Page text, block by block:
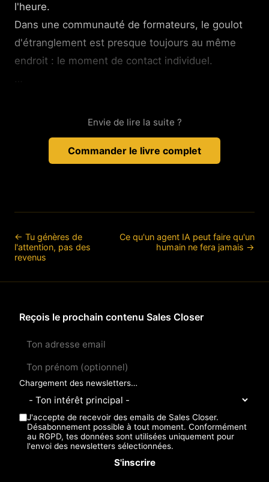
l'heure.
Dans une communauté de formateurs, le goulot
d'étranglement est presque toujours au même
endroit : le moment de contact individuel.
Envie de lire la suite ?
Commander le livre complet
← Tu génères de
l'attention, pas des
revenus
Ce qu'un agent IA peut faire qu'un
humain ne fera jamais →
Reçois le prochain contenu Sales Closer
Chargement des newsletters…
J'accepte de recevoir des emails de Sales Closer.
Désabonnement possible à tout moment. Conformément
au RGPD, tes données sont utilisées uniquement pour
l'envoi des newsletters sélectionnées.
S'inscrire